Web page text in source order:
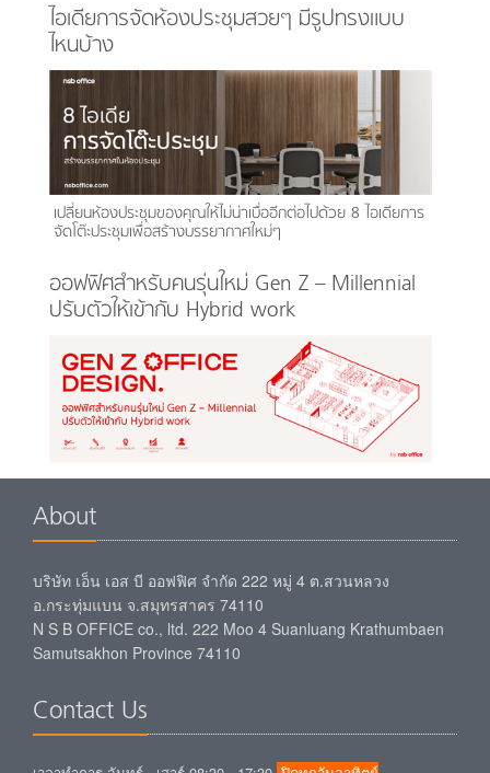
ไอเดียการจัดห้องประชุมสวยๆ มีรูปทรงแบบ
ไหนบ้าง
เปลี่ยนห้องประชุมของคุณให้ไม่น่าเบื่ออีกต่อไปด้วย 8 ไอเดียการ
จัดโต๊ะประชุมเพื่อสร้างบรรยากาศใหม่ๆ
ออฟฟิศสำหรับคนรุ่นใหม่ Gen Z – Millennial
ปรับตัวให้เข้ากับ Hybrid work
About
บริษัท เอ็น เอส บี ออฟฟิศ จำกัด 222 หมู่ 4 ต.สวนหลวง
อ.กระทุ่มแบน จ.สมุทรสาคร 74110
N S B OFFICE co., ltd. 222 Moo 4 Suanluang Krathumbaen
Samutsakhon Province 74110
Contact Us